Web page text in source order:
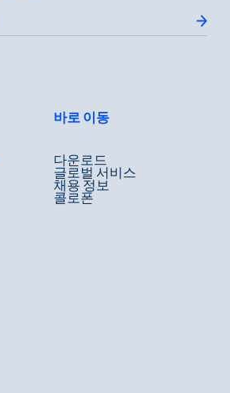
바로 이동
다운로드
글로벌 서비스
채용 정보
콜로폰